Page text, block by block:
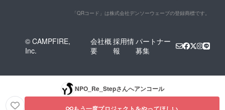
「QRコード」は株式会社デンソーウェーブの登録商標です。
© CAMPFIRE,
Inc.
会社概
要
採用情
報
パートナー
募集
NPO_Re_Stepさんへアンコール